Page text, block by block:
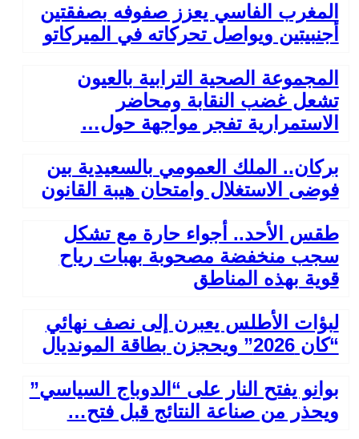
المغرب الفاسي يعزز صفوفه بصفقتين
أجنبيتين ويواصل تحركاته في الميركاتو
المجموعة الصحية الترابية بالعيون
تشعل غضب النقابة ومحاضر
الاستمرارية تفجر مواجهة حول…
بركان.. الملك العمومي بالسعيدية بين
فوضى الاستغلال وامتحان هيبة القانون
طقس الأحد.. أجواء حارة مع تشكل
سجب منخفضة مصحوبة بهبات رياح
قوية بهذه المناطق
لبؤات الأطلس يعبرن إلى نصف نهائي
“كان 2026” ويحجزن بطاقة المونديال
بوانو يفتح النار على “الدوباج السياسي”
ويحذر من صناعة النتائج قبل فتح…